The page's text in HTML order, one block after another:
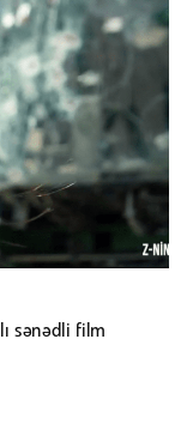
sənədli film